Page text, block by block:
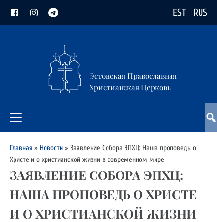
EST RUS
Эстонская Православная
Христианская Церковь
Главная » Новости » Заявление Собора ЭПХЦ: Наша проповедь о
Христе и о христианской жизни в современном мире
ЗАЯВЛЕНИЕ СОБОРА ЭПХЦ:
НАША ПРОПОВЕДЬ О ХРИСТЕ
И О ХРИСТИАНСКОЙ ЖИЗНИ